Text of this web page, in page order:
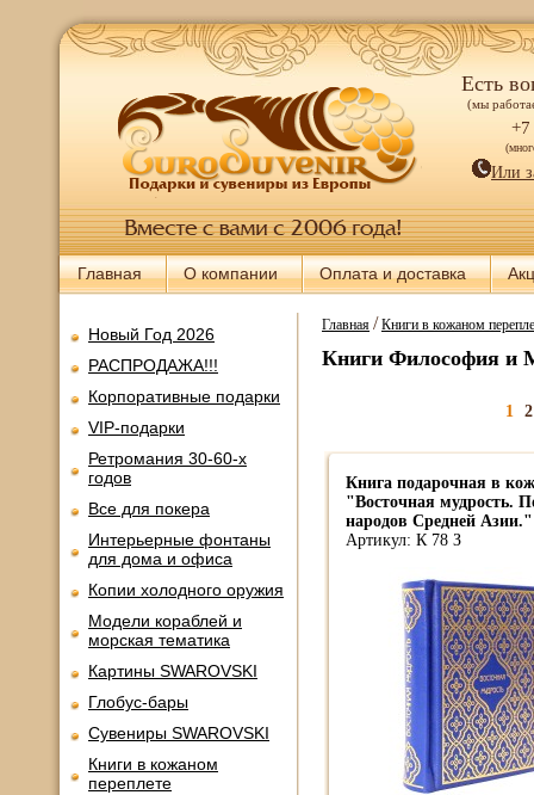
Есть
(мы
+7
Или
Главная О компании Оплата и доставка
Новый Год 2026
РАСПРОДАЖА!!!
Корпоративные подарки
VIP-подарки
Ретромания 30-60-х
годов
Все для покера
Интерьерные фонтаны
для дома и офиса
Копии холодного оружия
Модели кораблей и
морская тематика
Картины SWAROVSKI
Глобус-бары
Сувениры SWAROVSKI
Книги в кожаном
переплете
Главная/Книги в кожаном
Книги Философия и
1 2
Книга подарочная в
"Восточная мудрость.
народов Средней Азии."
Артикул: К 78 З